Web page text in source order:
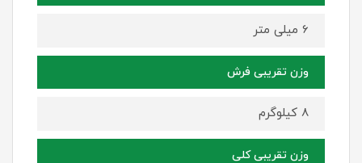
6 میلی متر
وزن تقریبی فرش
8 کیلوگرم
وزن تقریبی کلی